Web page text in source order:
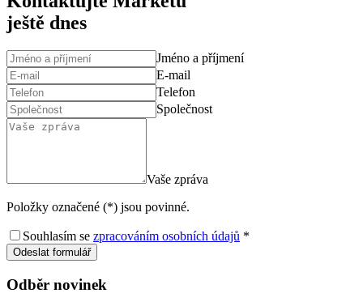
ještě dnes
Jméno a příjmení
E-mail
Telefon
Společnost
Vaše zpráva
Položky označené (*) jsou povinné.
Souhlasím se zpracováním osobních údajů *
Odeslat formulář
Odběr novinek